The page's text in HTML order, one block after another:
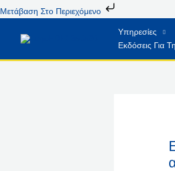
Μετάβαση Στο Περιεχόμενο
Στο
Περιεχόμενο
Υπηρεσίες
Εκδόσεις Για